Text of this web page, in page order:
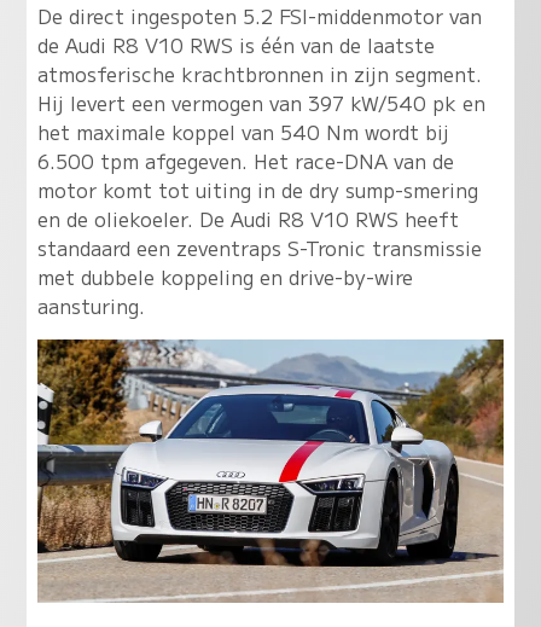
De direct ingespoten 5.2 FSI-middenmotor van
de Audi R8 V10 RWS is één van de laatste
atmosferische krachtbronnen in zijn segment.
Hij levert een vermogen van 397 kW/540 pk en
het maximale koppel van 540 Nm wordt bij
6.500 tpm afgegeven. Het race-DNA van de
motor komt tot uiting in de dry sump-smering
en de oliekoeler. De Audi R8 V10 RWS heeft
standaard een zeventraps S-Tronic transmissie
met dubbele koppeling en drive-by-wire
aansturing.